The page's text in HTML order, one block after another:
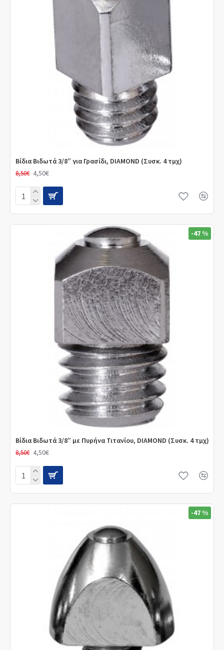
Βίδια Βιδωτά 3/8” για Γρασίδι, DIAMOND (Συσκ. 4 τμχ)
4,50€
8,50€
-47 %
Βίδια Βιδωτά 3/8” με Πυρήνα Τιτανίου, DIAMOND (Συσκ. 4 τμχ)
4,50€
8,50€
-47 %